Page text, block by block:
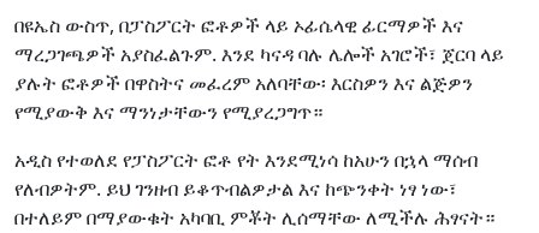
በዩኤስ ውስጥ, በፓስፖርት ፎቶዎች ላይ ኦፊሴላዊ ፊርማዎች እና
ማረጋገጫዎች አያስፈልጉም. እንደ ካናዳ ባሉ ሌሎች አገሮች፣ ጀርባ ላይ
ያሉት ፎቶዎች በዋስትና መፈረም አለባቸው፡ እርስዎን እና ልጅዎን
የሚያውቅ እና ማንነታቸውን የሚያረጋግጥ።
አዲስ የተወለደ የፓስፖርት ፎቶ የት እንደሚነሳ ከአሁን በኋላ ማሰብ
የለብዎትም. ይህ ገንዘብ ይቆጥብልዎታል እና ከጭንቀት ነፃ ነው፣
በተለይም በማያውቁት አካባቢ ምቾት ሊሰማቸው ለሚችሉ ሕፃናት።